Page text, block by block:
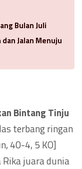
Bulan Juli
Jalan Menuju
Bintang Tinju
terbang ringan
40-4, 5 KO]
juara dunia